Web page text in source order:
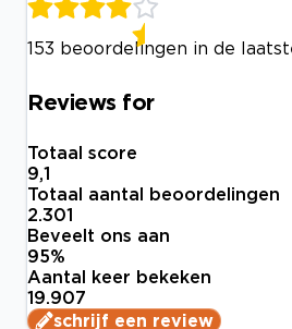
153 beoordelingen in de
Reviews for
Totaal score
9,1
Totaal aantal beoordelingen
2.301
Beveelt ons aan
95%
Aantal keer bekeken
19.907
schrijf een review